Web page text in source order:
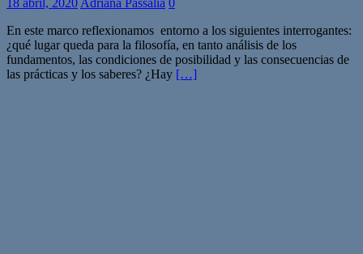
18 abril, 2020 Adriana Passalia 0
En este marco reflexionamos entorno a los siguientes interrogantes:
¿qué lugar queda para la filosofía, en tanto análisis de los
fundamentos, las condiciones de posibilidad y las consecuencias de
las prácticas y los saberes? ¿Hay […]